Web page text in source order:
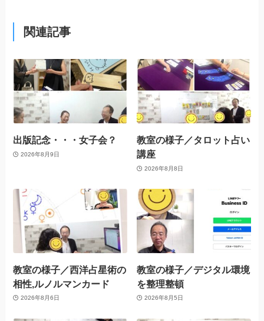
関連記事
出版記念・・・女子会？
2026年8月9日
教室の様子／タロット占い
講座
2026年8月8日
教室の様子／西洋占星術の
相性,ルノルマンカード
2026年8月6日
教室の様子／デジタル環境
を整理整頓
2026年8月5日